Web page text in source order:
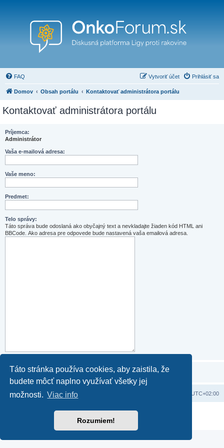
Táto stránka používa cookies, aby zaistila, že
budete môcť naplno využívať všetky jej
možnosti. Viac info
Rozumiem!
FAQ Prihlásiť sa
Vytvoriť účet
Domov Obsah portálu Kontaktovať administrátora portálu
Kontaktovať administrátora portálu
Príjemca:
Administrátor
Vaša e-mailová adresa:
Vaše meno:
Predmet:
Telo správy:
Táto správa bude odoslaná ako obyčajný text a nevkladajte žiaden kód HTML ani
BBCode. Ako adresa pre odpovede bude nastavená vaša emailová adresa.
Domov Obsah portálu UTC+02:00
Založené naphpBB® Forum Software © phpBB Limited
Súkromie|Podmienky